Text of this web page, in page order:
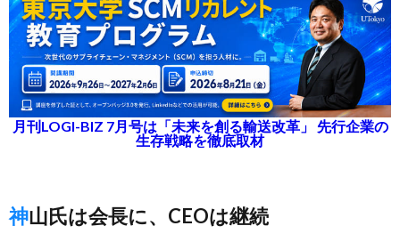
月刊LOGI-BIZ 7月号は「未来を創る輸送改革」 先行企業の
生存戦略を徹底取材
神山氏は会長に、CEOは継続